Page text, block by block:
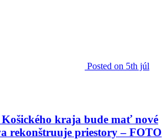
Posted on 5th júl
kraja bude mať nové
rekonštruuje priestory – FOTO